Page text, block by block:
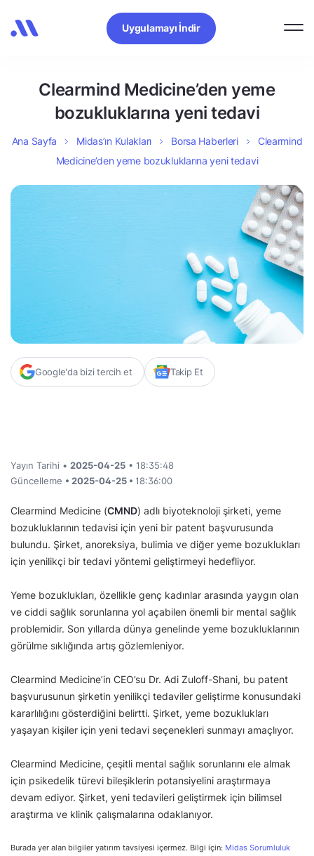
Uygulamayı İndir
Clearmind Medicine’den yeme
bozukluklarına yeni tedavi
Ana Sayfa Midas’ın Kulakları Borsa Haberleri
Clearmind
Medicine’den yeme bozukluklarına yeni tedavi
Google'da bizi tercih et Takip Et
Yayın Tarihi • 2025-04-25 • 18:35:48
Güncelleme • 2025-04-25 • 18:36:00
Clearmind Medicine (CMND) adlı biyoteknoloji şirketi, yeme
bozukluklarının tedavisi için yeni bir patent başvurusunda
bulundu. Şirket, anoreksiya, bulimia ve diğer yeme bozuklukları
için yenilikçi bir tedavi yöntemi geliştirmeyi hedefliyor.
Yeme bozuklukları, özellikle genç kadınlar arasında yaygın olan
ve ciddi sağlık sorunlarına yol açabilen önemli bir mental sağlık
problemidir. Son yıllarda dünya genelinde yeme bozukluklarının
görülme sıklığında artış gözlemleniyor.
Clearmind Medicine’in CEO’su Dr. Adi Zuloff-Shani, bu patent
başvurusunun şirketin yenilikçi tedaviler geliştirme konusundaki
kararlılığını gösterdiğini belirtti. Şirket, yeme bozuklukları
yaşayan kişiler için yeni tedavi seçenekleri sunmayı amaçlıyor.
Clearmind Medicine, çeşitli mental sağlık sorunlarını ele almak
için psikedelik türevi bileşiklerin potansiyelini araştırmaya
devam ediyor. Şirket, yeni tedavileri geliştirmek için bilimsel
araştırma ve klinik çalışmalarına odaklanıyor.
Burada yer alan bilgiler yatırım tavsiyesi içermez. Bilgi için: Midas Sorumluluk